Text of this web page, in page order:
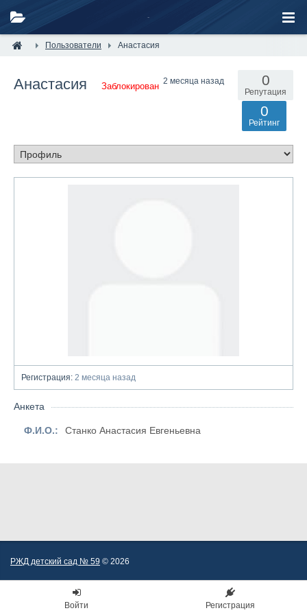
Пользователи Анастасия
Анастасия Заблокирован
2 месяца назад 0
Репутация
0
Рейтинг
Регистрация: 2 месяца назад
Анкета
Ф.И.О.: Станко Анастасия Евгеньевна
РЖД детский сад № 59 © 2026
Войти Регистрация